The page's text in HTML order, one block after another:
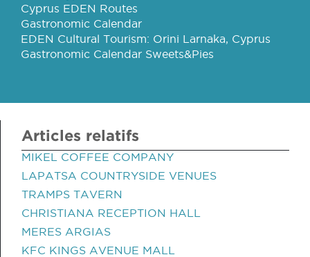
Cyprus EDEN Routes
Gastronomic Calendar
EDEN Cultural Tourism: Orini Larnaka, Cyprus
Gastronomic Calendar Sweets&Pies
Articles relatifs
MIKEL COFFEE COMPANY
LAPATSA COUNTRYSIDE VENUES
TRAMPS TAVERN
CHRISTIANA RECEPTION HALL
MERES ARGIAS
KFC KINGS AVENUE MALL